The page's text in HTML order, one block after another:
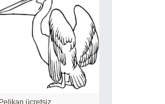
Pelikan ücretsiz